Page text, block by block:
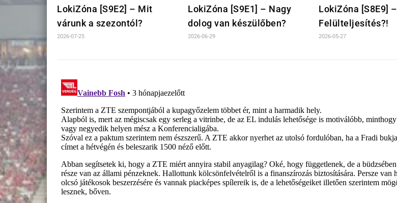
LokiZóna [S9E2] – Mit
várunk a szezontól?
2026-07-25
LokiZóna [S9E1] – Nagy
dolog van készülőben?
2026-06-29
LokiZóna [S8E9] –
Felülteljesítés?!
2026-05-27